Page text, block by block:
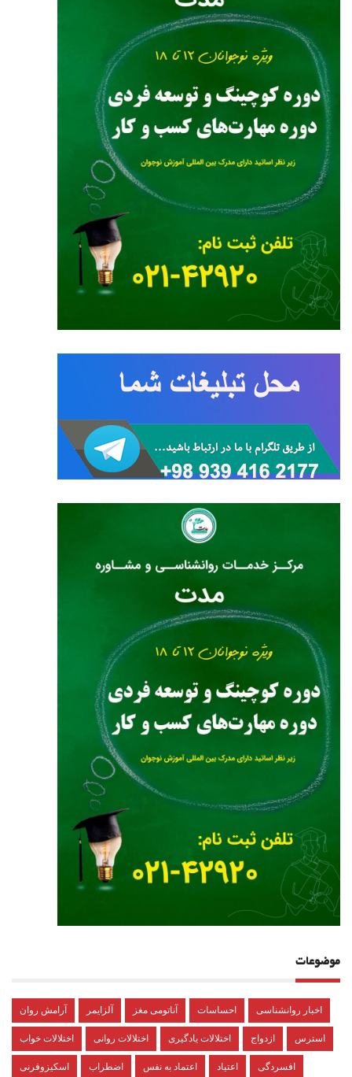
موضوعات
آرامش روان آلزایمر آناتومی مغز احساسات اخبار روانشناسی
اختلالات خواب اختلالات روانی اختلالات یادگیری ازدواج استرس
اسکیزوفرنی اضطراب اعتماد به نفس اعتیاد افسردگی